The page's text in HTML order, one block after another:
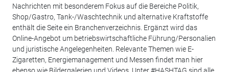
Nachrichten mit besonderem Fokus auf die Bereiche Politik,
Shop/Gastro, Tank-/Waschtechnik und alternative Kraftstoffe
enthält die Seite ein Branchenverzeichnis. Ergänzt wird das
Online-Angebot um betriebswirtschaftliche Führung/Personalien
und juristische Angelegenheiten. Relevante Themen wie E-
Zigaretten, Energiemanagement und Messen findet man hier